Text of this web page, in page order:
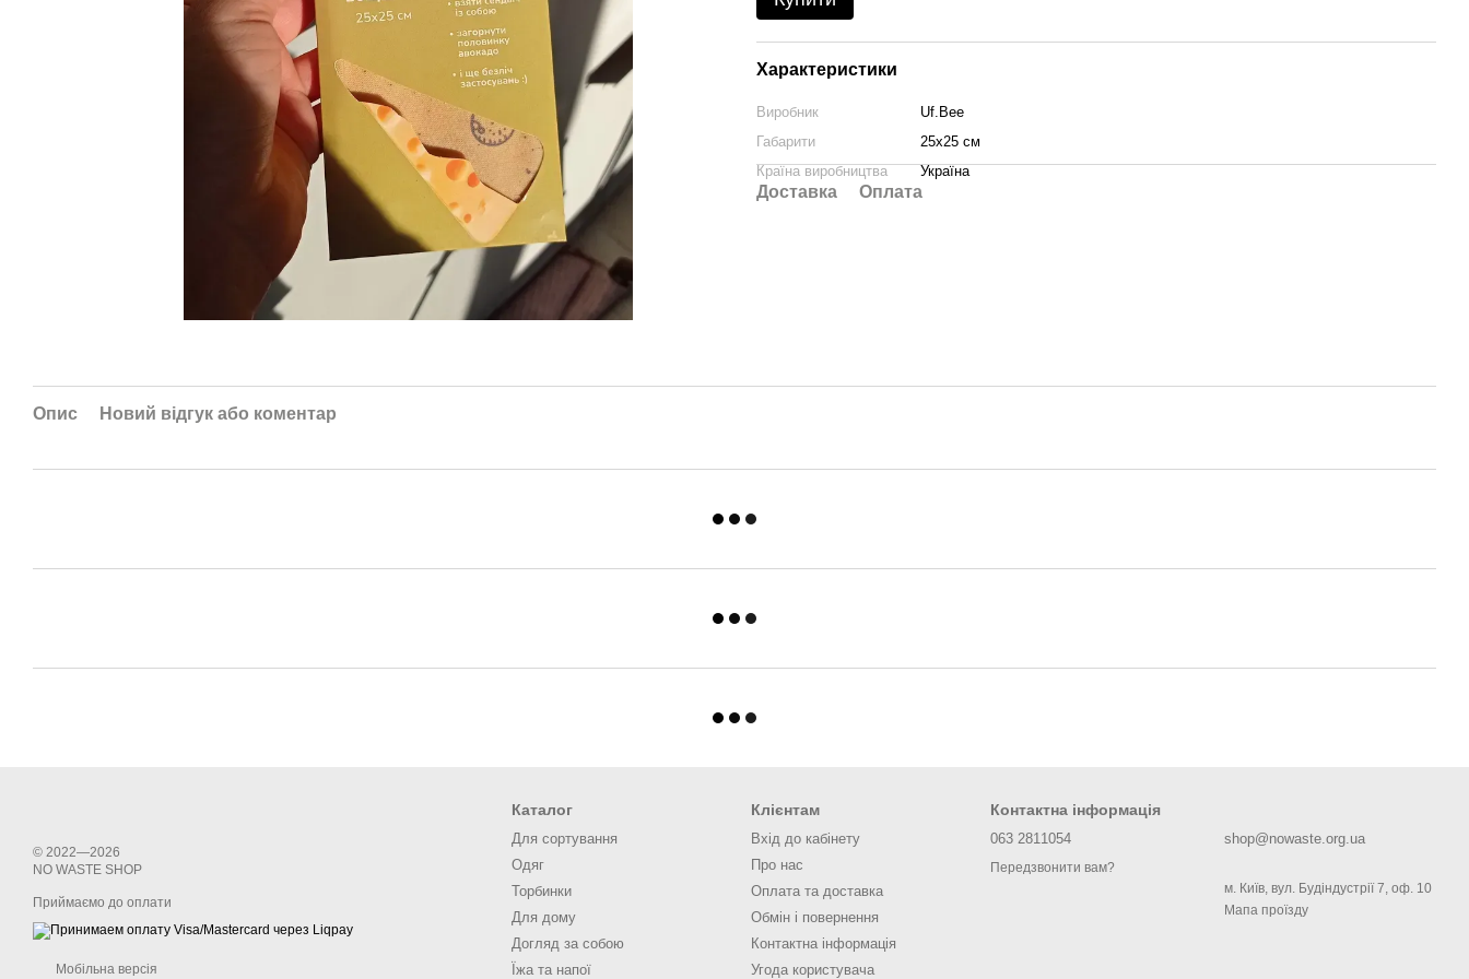
Характеристики
Виробник
Uf.Bee
Габарити
25х25 см
Країна виробництва
Україна
Доставка Оплата
Опис Новий відгук або коментар
© 2022—2026
NО WASTE SHOP
Приймаємо до оплати
Мобільна версія
Каталог
Для сортування
Одяг
Торбинки
Для дому
Догляд за собою
Їжа та напої
Клієнтам
Вхід до кабінету
Про нас
Оплата та доставка
Обмін і повернення
Контактна інформація
Угода користувача
Контактна інформація
063 2811054
Передзвонити вам?
shop@nowaste.org.ua
м. Київ, вул. Будіндустрії 7, оф. 10
Мапа проїзду